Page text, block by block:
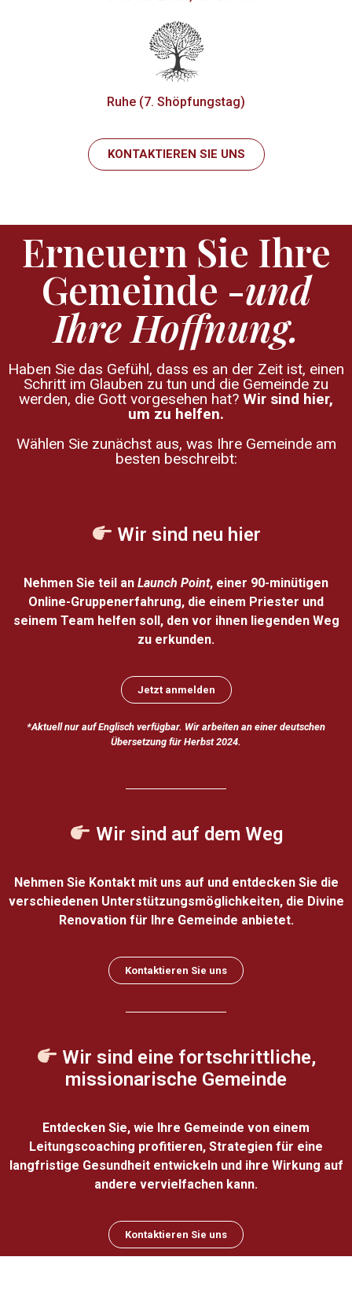
Ruhe (7. Shöpfungstag)
KONTAKTIEREN SIE UNS
Erneuern Sie Ihre
Gemeinde -und
Ihre Hoffnung.
Haben Sie das Gefühl, dass es an der Zeit ist, einen
Schritt im Glauben zu tun und die Gemeinde zu
werden, die Gott vorgesehen hat? Wir sind hier,
um zu helfen.
Wählen Sie zunächst aus, was Ihre Gemeinde am
besten beschreibt:
Wir sind neu hier
Nehmen Sie teil an Launch Point, einer 90-minütigen
Online-Gruppenerfahrung, die einem Priester und
seinem Team helfen soll, den vor ihnen liegenden Weg
zu erkunden.
Jetzt anmelden
*Aktuell nur auf Englisch verfügbar. Wir arbeiten an einer deutschen
Übersetzung für Herbst 2024.
Wir sind auf dem Weg
Nehmen Sie Kontakt mit uns auf und entdecken Sie die
verschiedenen Unterstützungsmöglichkeiten, die Divine
Renovation für Ihre Gemeinde anbietet.
Kontaktieren Sie uns
Wir sind eine fortschrittliche,
missionarische Gemeinde
Entdecken Sie, wie Ihre Gemeinde von einem
Leitungscoaching profitieren, Strategien für eine
langfristige Gesundheit entwickeln und ihre Wirkung auf
andere vervielfachen kann.
Kontaktieren Sie uns